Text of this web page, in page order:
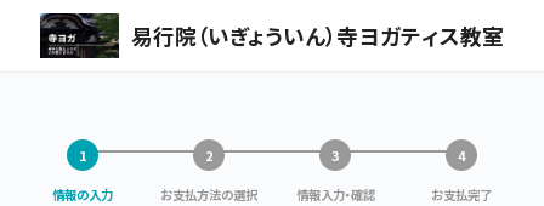
易行院（いぎょういん）寺ヨガティス教室
情報の入力 お支払方法の選択 情報入力・確認 お支払完了